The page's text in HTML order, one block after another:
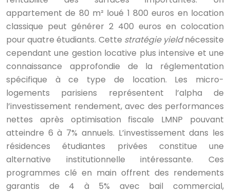
appartement de 80 m² loué 1 800 euros en location
classique peut générer 2 400 euros en colocation
pour quatre étudiants. Cette stratégie yieldnécessite
cependant une gestion locative plus intensive et une
connaissance approfondie de la réglementation
spécifique à ce type de location. Les micro-
logements parisiens représentent l’alpha de
l’investissement rendement, avec des performances
nettes après optimisation fiscale LMNP pouvant
atteindre 6 à 7% annuels. L’investissement dans les
résidences étudiantes privées constitue une
alternative institutionnelle intéressante. Ces
programmes clé en main offrent des rendements
garantis de 4 à 5% avec bail commercial,